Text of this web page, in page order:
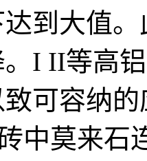
到大值
I II等高
可容纳
中莫来石